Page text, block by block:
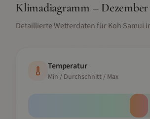
Klimadiagramm – Dezember
Detaillierte Wetterdaten fürKoh Samui
Temperatur
Min / Durchschnitt / Max